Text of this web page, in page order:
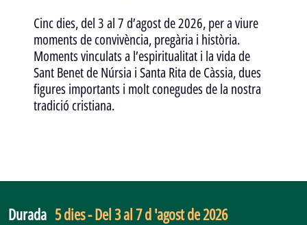
Cinc dies, del 3 al 7 d’agost de 2026, per a viure
moments de convivència, pregària i història.
Moments vinculats a l’espiritualitat i la vida de
Sant Benet de Núrsia i Santa Rita de Càssia, dues
figures importants i molt conegudes de la nostra
tradició cristiana.
Durada 5 dies - Del 3 al 7 d 'agost de 2026